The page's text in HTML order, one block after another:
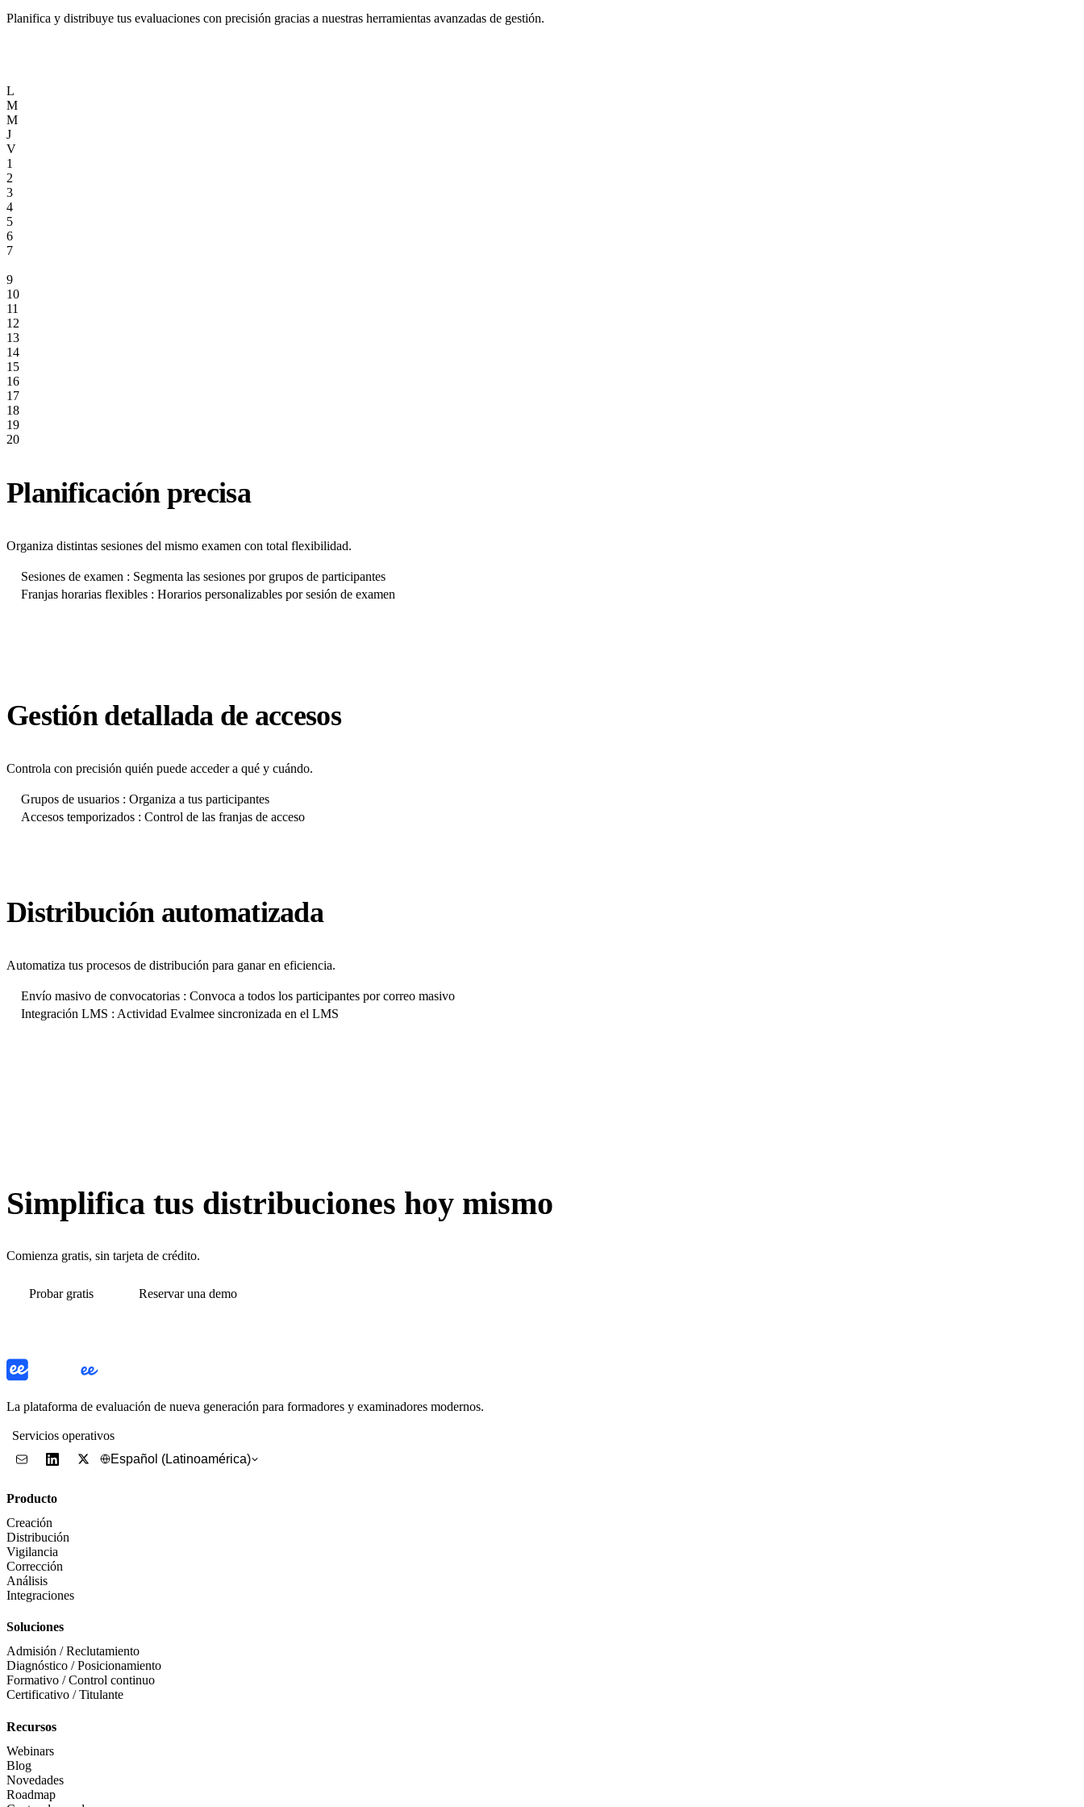
Planifica y distribuye tus evaluaciones con precisión gracias a nuestras herramientas avanzadas de gestión.
L
M
M
J
V
1
2
3
4
5
6
7
9
10
11
12
13
14
15
16
17
18
19
20
Planificación precisa
Organiza distintas sesiones del mismo examen con total flexibilidad.
Sesiones de examen : Segmenta las sesiones por grupos de participantes
Franjas horarias flexibles : Horarios personalizables por sesión de examen
Gestión detallada de accesos
Controla con precisión quién puede acceder a qué y cuándo.
Grupos de usuarios : Organiza a tus participantes
Accesos temporizados : Control de las franjas de acceso
Distribución automatizada
Automatiza tus procesos de distribución para ganar en eficiencia.
Envío masivo de convocatorias : Convoca a todos los participantes por correo masivo
Integración LMS : Actividad Evalmee sincronizada en el LMS
Simplifica tus distribuciones hoy mismo
Comienza gratis, sin tarjeta de crédito.
Probar gratis Reservar una demo
La plataforma de evaluación de nueva generación para formadores y examinadores modernos.
Servicios operativos
Español (Latinoamérica)
Producto
Creación
Distribución
Vigilancia
Corrección
Análisis
Integraciones
Soluciones
Admisión / Reclutamiento
Diagnóstico / Posicionamiento
Formativo / Control continuo
Certificativo / Titulante
Recursos
Webinars
Blog
Novedades
Roadmap